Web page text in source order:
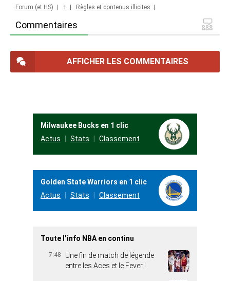
Commentaires
Forum (et HS) | + | Règles et contenus illicites |
AFFICHER LES COMMENTAIRES
Milwaukee Bucks en 1 clic
Actus
Stats Classement
Golden State Warriors en 1 clic
Actus
Stats Classement
Toute l’info NBA en continu
7:48
Une fin de match de légende
entre les Aces et le Fever !